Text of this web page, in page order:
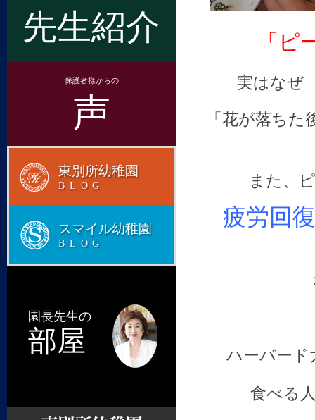
「ピ
実はなぜ
「花が落ち
また、
疲労回復
ハーバード
食べる
先生紹介
保護者様からの
声
東別所幼稚園
BLOG
スマイル幼稚園
BLOG
園長先生の
部屋